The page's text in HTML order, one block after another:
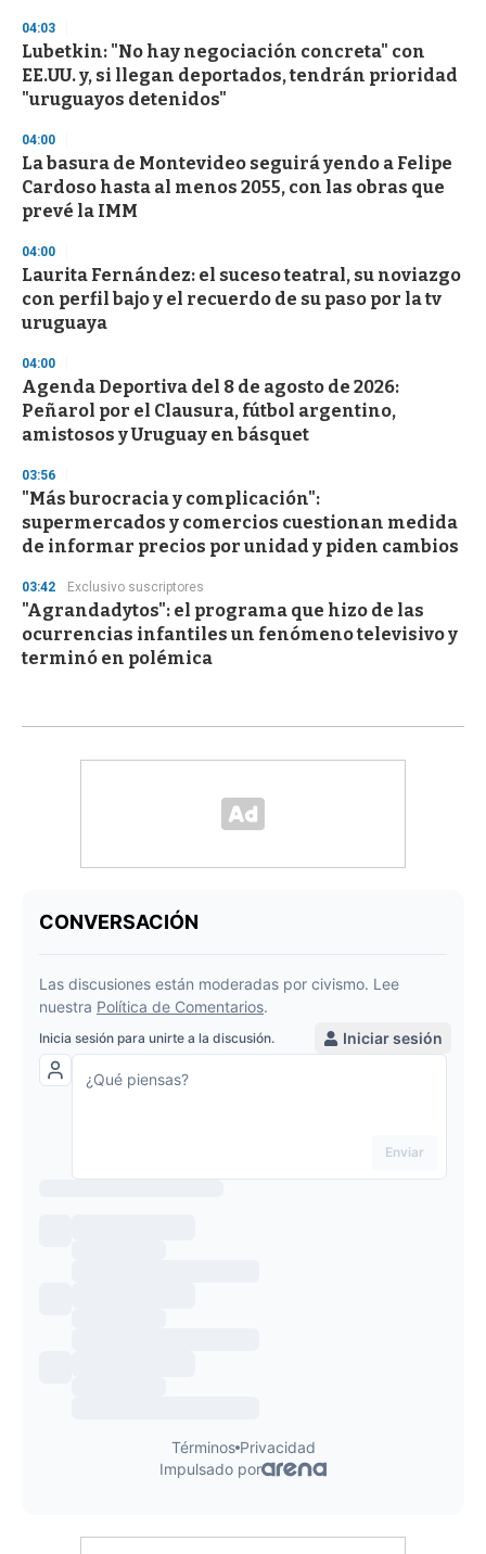
s
04:03
Lubetkin: "No hay negociación concreta" con
EE.UU. y, si llegan deportados, tendrán prioridad
"uruguayos detenidos"
04:00
La basura de Montevideo seguirá yendo a Felipe
Cardoso hasta al menos 2055, con las obras que
prevé la IMM
04:00
Laurita Fernández: el suceso teatral, su noviazgo
con perfil bajo y el recuerdo de su paso por la tv
uruguaya
04:00
Agenda Deportiva del 8 de agosto de 2026:
Peñarol por el Clausura, fútbol argentino,
amistosos y Uruguay en básquet
03:56
"Más burocracia y complicación":
supermercados y comercios cuestionan medida
de informar precios por unidad y piden cambios
03:42 Exclusivo suscriptores
"Agrandadytos": el programa que hizo de las
ocurrencias infantiles un fenómeno televisivo y
terminó en polémica